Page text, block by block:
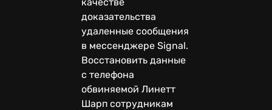
доказательства
удаленные сообщения
в мессенджере Signal.
Восстановить данные
с телефона
обвиняемой Линетт
Шарп сотрудникам